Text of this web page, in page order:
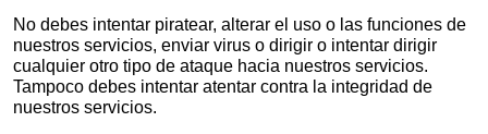
No debes intentar piratear, alterar el uso o las funciones de
nuestros servicios, enviar virus o dirigir o intentar dirigir
cualquier otro tipo de ataque hacia nuestros servicios.
Tampoco debes intentar atentar contra la integridad de
nuestros servicios.